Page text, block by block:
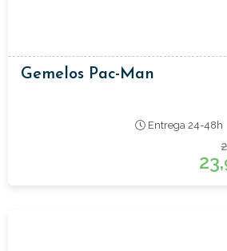
Gemelos Pac-Man
Entrega 24-48h
23,